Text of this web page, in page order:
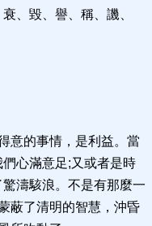
、毀、譽、稱、譏、
意的事情，是利益。當
心滿意足;又或者是時
濤駭浪。不是有那麼一
蔽了清明的智慧，沖昏